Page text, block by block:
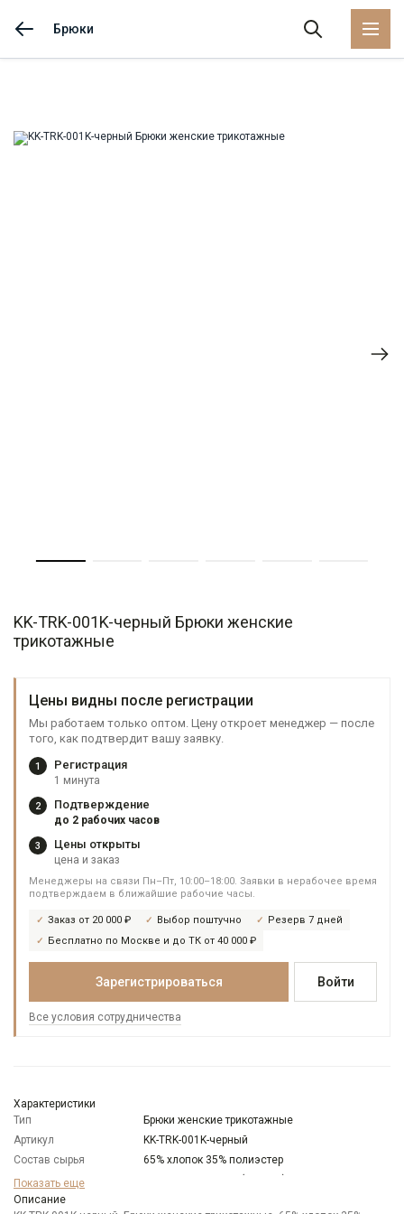
Брюки
KK-TRK-001K-черный Брюки женские
трикотажные
Цены видны после регистрации
Мы работаем только оптом. Цену откроет менеджер — после
того, как подтвердит вашу заявку.
1 Регистрация
1 минута
2 Подтверждение
до 2 рабочих часов
3 Цены открыты
цена и заказ
Менеджеры на связи Пн–Пт, 10:00–18:00. Заявки в нерабочее время
подтверждаем в ближайшие рабочие часы.
Заказ от 20 000 ₽ Выбор поштучно
Резерв 7 дней
Бесплатно по Москве и до ТК от 40 000 ₽
Зарегистрироваться Войти
Все условия сотрудничества
Характеристики
Тип
Брюки женские трикотажные
Артикул
KK-TRK-001K-черный
Состав сырья
65% хлопок 35% полиэстер
Бренд
Модель
Показать еще
Описание